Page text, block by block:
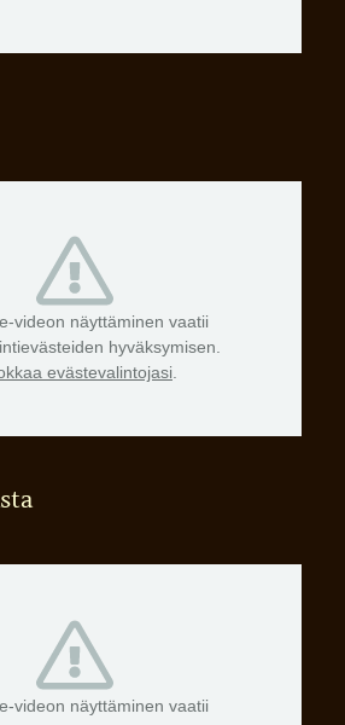
videon näyttäminen vaatii
hyväksymisen.
evästevalintojasi
videon näyttäminen vaatii